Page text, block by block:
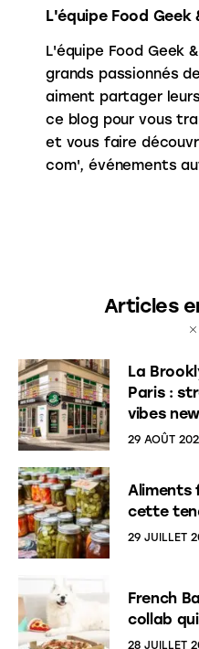
L'équipe Food Geek
L'équipe Food Geek
grands passionnés
aiment partager
ce blog pour vous
et vous faire
com', événements
Articles
La
Paris :
vibes
29 AOÛT
Aliments
cette
29 JUILLET
French
collab
28 JUILLET